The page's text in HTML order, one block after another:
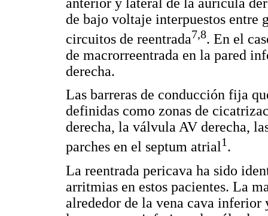
de bajo voltaje interpuestos entre
circuitos de reentrada7,8. En el
de macrorreentrada en la pared
derecha.
Las barreras de conducción fija
definidas como zonas de
derecha, la válvula AV derecha,
parches en el septum atrial1.
La reentrada pericava ha sido
arritmias en estos pacientes. La
alrededor de la vena cava